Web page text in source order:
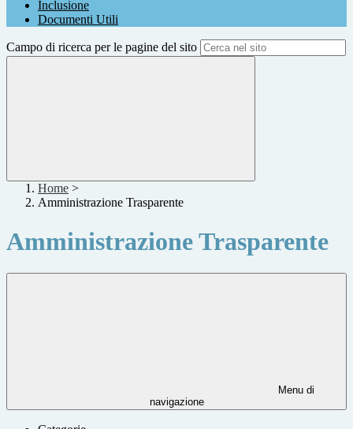
Inclusione
Documenti Utili
Campo di ricerca per le pagine del sito
Home >
Amministrazione Trasparente
Amministrazione Trasparente
Menu di
navigazione